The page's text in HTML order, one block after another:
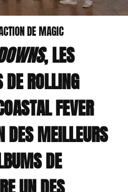
DE MAGIC
, LES
ROLLING
FEVER
DES MEILLEURS
DE